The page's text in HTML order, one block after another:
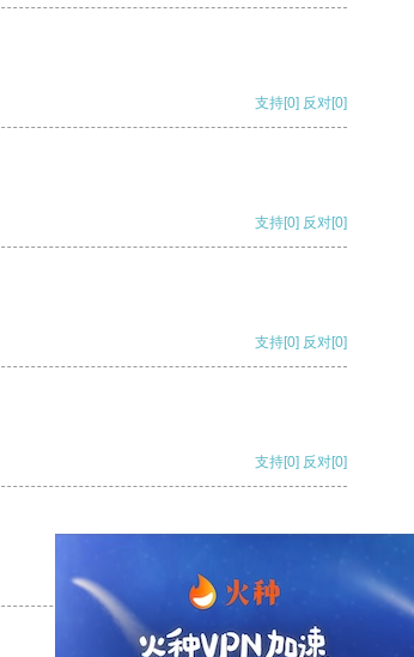
支持[0] 反对[0]
支持[0] 反对[0]
支持[0] 反对[0]
支持[0] 反对[0]
支持